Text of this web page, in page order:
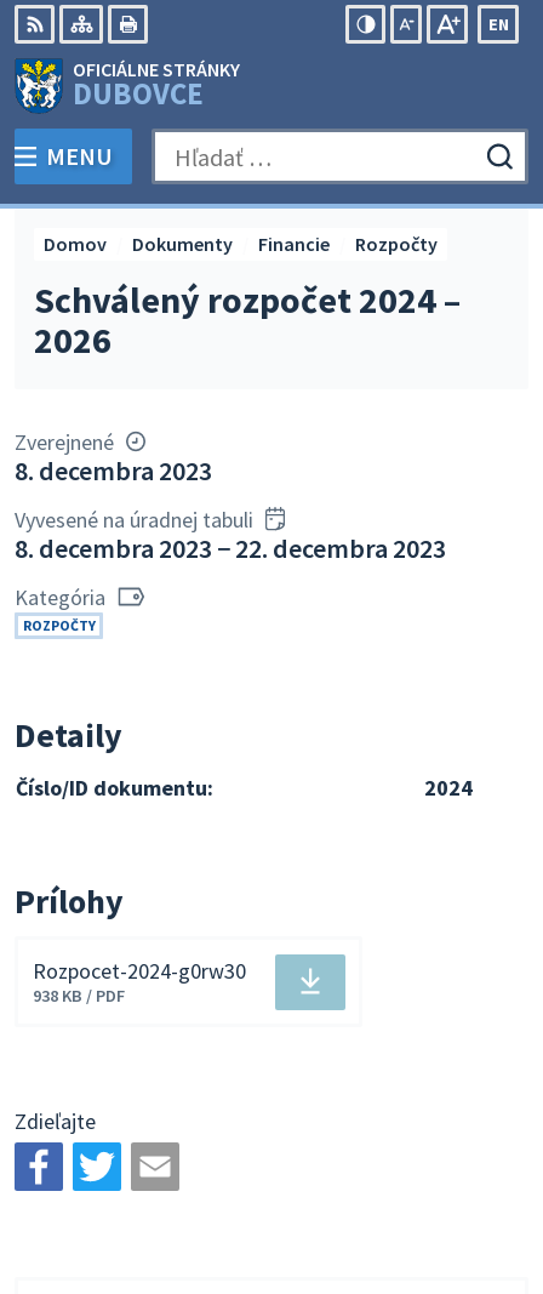
Preskočiť
na
obsah
RSS Mapa
EN
OFICIÁLNE STRÁNKY
DUBOVCE
PREPNÚŤ
MENU Hľadať:
Schválený rozpočet 2024 –
2026
Domov Dokumenty Financie Rozpočty
Zverejnené
8. decembra 2023
Vyvesené na úradnej tabuli
8. decembra 2023 − 22. decembra 2023
Kategória
ROZPOČTY
Detaily
Číslo/ID dokumentu: 2024
Prílohy
Stiahnuť
Rozpocet-2024-g0rw30
938 KB / PDF
Zdieľajte